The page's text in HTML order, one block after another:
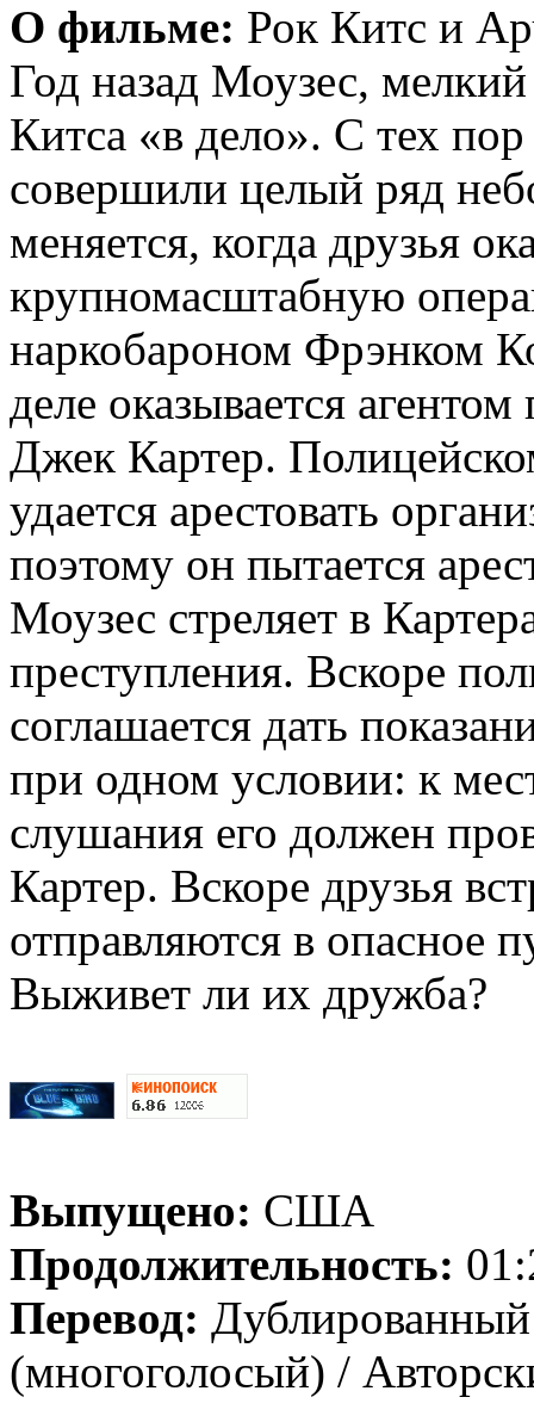
О фильме: Рок Китс и
Год назад Моузес,
Китса «в дело». С тех пор
совершили целый ряд
меняется, когда друзья
крупномасштабную
наркобароном Фрэнком
деле оказывается
Джек Картер.
удается арестовать
поэтому он пытается
Моузес стреляет в
преступления. Вскоре
соглашается дать
при одном условии: к
слушания его должен
Картер. Вскоре друзья
отправляются в опасное
Выживет ли их дружба?
Выпущено: США
Продолжительность:
Перевод:
(многоголосый) /